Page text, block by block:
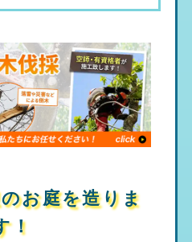
お庭を造りま
！